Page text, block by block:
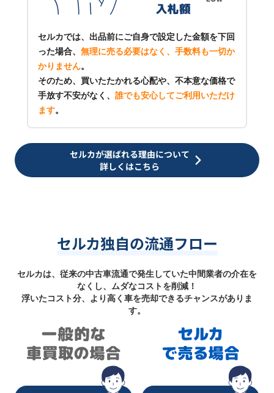
セルカでは、出品前にご自身で設定した金額を下回
った場合、 無理に売る必要はなく、手数料も一切か
かりません。
そのため、買いたたかれる心配や、不本意な価格で
手放す不安がなく、 誰でも安心してご利用いただけ
ます。
セルカが選ばれる理由について
詳しくはこちら
セルカ独自の流通フロー
セルカは、従来の中古車流通で発生していた中間業者の介在を
なくし、ムダなコストを削減！
浮いたコスト分、より高く車を売却できるチャンスがありま
す。